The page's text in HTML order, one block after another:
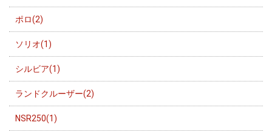
ポロ(2)
ソリオ(1)
シルビア(1)
ランドクルーザー(2)
NSR250(1)